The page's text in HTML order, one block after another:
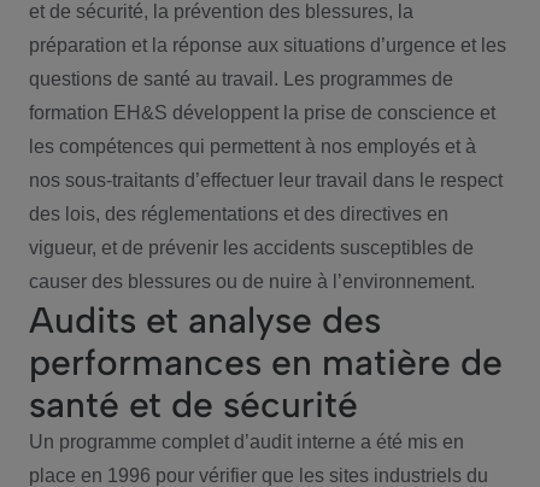
et de sécurité, la prévention des blessures, la
préparation et la réponse aux situations d’urgence et les
questions de santé au travail. Les programmes de
formation EH&S développent la prise de conscience et
les compétences qui permettent à nos employés et à
nos sous-traitants d’effectuer leur travail dans le respect
des lois, des réglementations et des directives en
vigueur, et de prévenir les accidents susceptibles de
causer des blessures ou de nuire à l’environnement.
Audits et analyse des
performances en matière de
santé et de sécurité
Un programme complet d’audit interne a été mis en
place en 1996 pour vérifier que les sites industriels du